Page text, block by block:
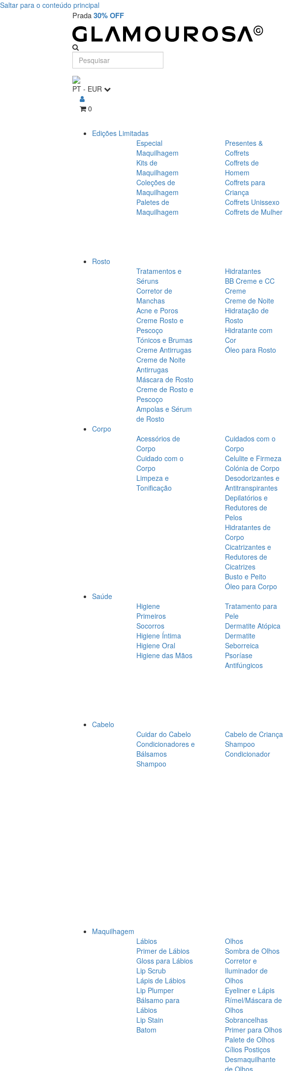
Saltar para o conteúdo principal
Prada30% OFF
PT - EUR
0
Edições Limitadas
Especial
Maquilhagem
Kits de
Maquilhagem
Coleções de
Maquilhagem
Paletes de
Maquilhagem
Presentes &
Coffrets
Coffrets de
Homem
Coffrets para
Criança
Coffrets Unissexo
Coffrets de Mulher
Rosto
Tratamentos e
Séruns
Corretor de
Manchas
Acne e Poros
Creme Rosto e
Pescoço
Tónicos e Brumas
Creme Antirrugas
Creme de Noite
Antirrugas
Máscara de Rosto
Creme de Rosto e
Pescoço
Ampolas e Sérum
de Rosto
Hidratantes
BB Creme e CC
Creme
Creme de Noite
Hidratação de
Rosto
Hidratante com
Cor
Óleo para Rosto
Corpo
Acessórios de
Corpo
Cuidado com o
Corpo
Limpeza e
Tonificação
Cuidados com o
Corpo
Celulite e Firmeza
Colónia de Corpo
Desodorizantes e
Antitranspirantes
Depilatórios e
Redutores de
Pelos
Hidratantes de
Corpo
Cicatrizantes e
Redutores de
Cicatrizes
Busto e Peito
Óleo para Corpo
Saúde
Higiene
Primeiros
Socorros
Higiene Íntima
Higiene Oral
Higiene das Mãos
Tratamento para
Pele
Dermatite Atópica
Dermatite
Seborreica
Psoríase
Antifúngicos
Cabelo
Cuidar do Cabelo
Condicionadores e
Bálsamos
Shampoo
Cabelo de Criança
Shampoo
Condicionador
Maquilhagem
Lábios
Primer de Lábios
Gloss para Lábios
Lip Scrub
Lápis de Lábios
Lip Plumper
Bálsamo para
Lábios
Lip Stain
Batom
Olhos
Sombra de Olhos
Corretor e
Iluminador de
Olhos
Eyeliner e Lápis
Rímel/Máscara de
Olhos
Sobrancelhas
Primer para Olhos
Palete de Olhos
Cílios Postiços
Desmaquilhante
de Olhos